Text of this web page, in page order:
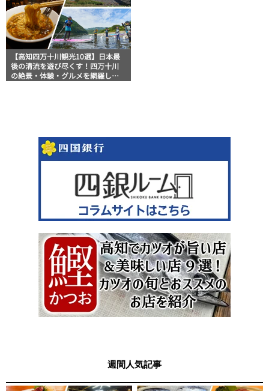
【高知四万十川観光10選】日本最
後の清流を遊び尽くす！四万十川
の絶景・体験・グルメを網羅した
週間人気記事